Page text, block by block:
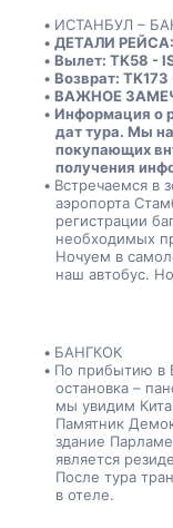
ИСТАНБУЛ –
ДЕТАЛИ РЕЙСА:
Вылет: TK58 -
Возврат:
ВАЖНОЕ
Информация о
дат тура. Мы
покупающих
получения
Встречаемся в
аэропорта
регистрации
необходимых
Ночуем в
наш автобус.
БАНГКОК
По прибытию в
остановка –
мы увидим
Памятник
здание
является
После тура
в отеле.